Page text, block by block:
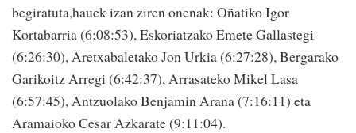
begiratuta,hauek izan ziren onenak: Oñatiko Igor
Kortabarria (6:08:53), Eskoriatzako Emete Gallastegi
(6:26:30), Aretxabaletako Jon Urkia (6:27:28), Bergarako
Garikoitz Arregi (6:42:37), Arrasateko Mikel Lasa
(6:57:45), Antzuolako Benjamin Arana (7:16:11) eta
Aramaioko Cesar Azkarate (9:11:04).